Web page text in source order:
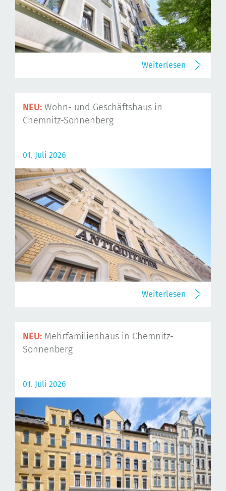
Weiterlesen
NEU: Wohn- und Geschäftshaus in
Chemnitz-Sonnenberg
01. Juli 2026
Weiterlesen
NEU: Mehrfamilienhaus in Chemnitz-
Sonnenberg
01. Juli 2026